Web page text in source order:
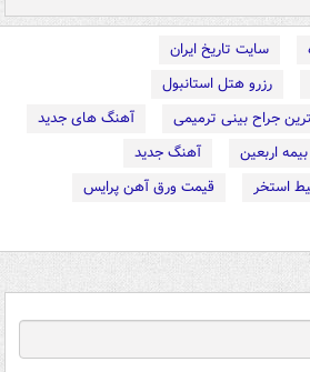
سایت تاریخ ایران
رزرو هتل استانبول
جراح بینی ترمیمی
آهنگ های جدید
اربعین
آهنگ جدید
استخر
قیمت ورق آهن پرایس